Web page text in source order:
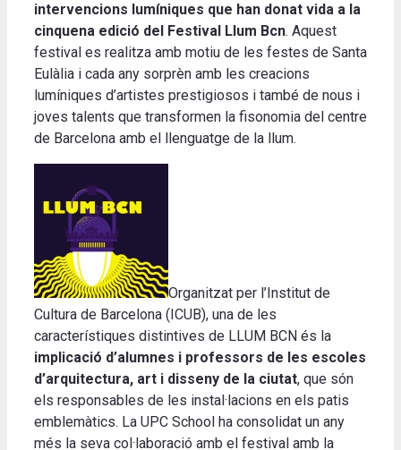
intervencions lumíniques que han donat vida a la
cinquena edició del Festival Llum Bcn. Aquest
festival es realitza amb motiu de les festes de Santa
Eulàlia i cada any sorprèn amb les creacions
lumíniques d’artistes prestigiosos i també de nous i
joves talents que transformen la fisonomia del centre
de Barcelona amb el llenguatge de la llum.
Organitzat per l’Institut de
Cultura de Barcelona (ICUB), una de les
característiques distintives de LLUM BCN és la
implicació d’alumnes i professors de les escoles
d’arquitectura, art i disseny de la ciutat, que són
els responsables de les instal·lacions en els patis
emblemàtics. La UPC School ha consolidat un any
més la seva col·laboració amb el festival amb la